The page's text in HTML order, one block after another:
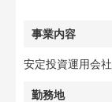
事業内容
安定投資運用会社
勤務地